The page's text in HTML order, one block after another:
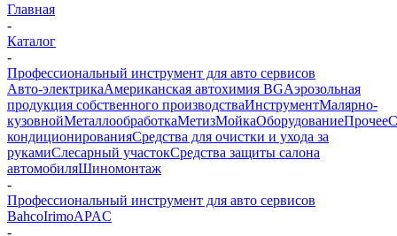
Главная
-
Каталог
-
Профессиональный инструмент для авто сервисов
Авто-электрикаАмериканская автохимия BGАэрозольная
продукция собственного производстваИнструментМалярно-
кузовнойМеталлообработкаМетизМойкаОборудованиеПрочее
кондиционированияСредства для очистки и ухода за
рукамиСлесарный участокСредства защиты салона
автомобиляШиномонтаж
-
Профессиональный инструмент для авто сервисов
BahcoIrimoAPAC
-